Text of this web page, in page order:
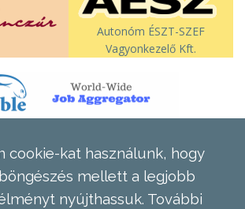
Autonóm ÉSZT-SZEF
Vagyonkezelő Kft.
cookie-kat használunk, hogy
mellett a legjobb
nyújthassuk. További